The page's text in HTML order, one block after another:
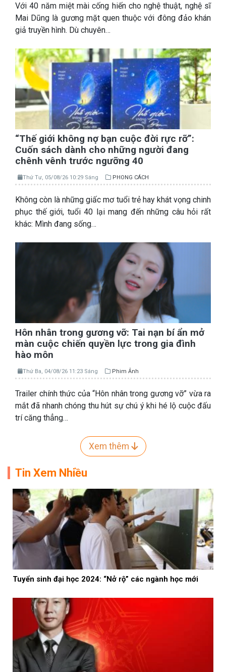
Với 40 năm miệt mài cống hiến cho nghệ thuật, nghệ sĩ
Mai Dũng là gương mặt quen thuộc với đông đảo khán
giả truyền hình. Dù chuyên…
“Thế giới không nợ bạn cuộc đời rực rỡ”:
Cuốn sách dành cho những người đang
chênh vênh trước ngưỡng 40
Thứ Tư, 05/08/26 10:29 Sáng PHONG CÁCH
Không còn là những giấc mơ tuổi trẻ hay khát vọng chinh
phục thế giới, tuổi 40 lại mang đến những câu hỏi rất
khác: Mình đang sống…
Hôn nhân trong gương vỡ: Tai nạn bí ẩn mở
màn cuộc chiến quyền lực trong gia đình
hào môn
Thứ Ba, 04/08/26 11:23 Sáng Phim Ảnh
Trailer chính thức của “Hôn nhân trong gương vỡ” vừa ra
mắt đã nhanh chóng thu hút sự chú ý khi hé lộ cuộc đấu
trí căng thẳng…
Xem thêm
Tin Xem Nhiều
Tuyển sinh đại học 2024: “Nở rộ” các ngành học mới